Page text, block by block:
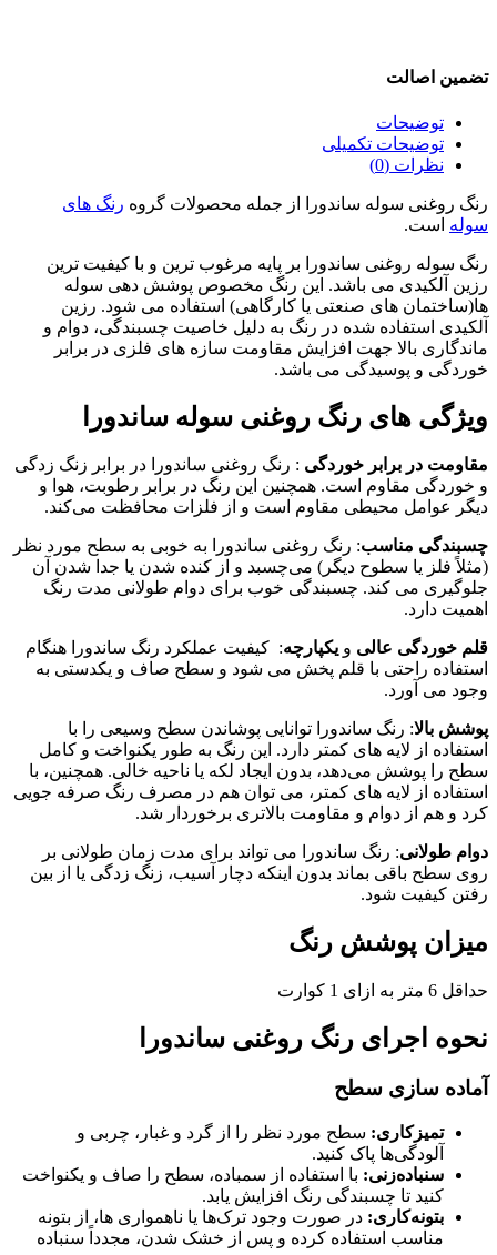
تضمین اصالت
توضیحات
توضیحات تکمیلی
نظرات (0)
رنگ روغنی سوله ساندورا از جمله محصولات گروه رنگ های
سوله است.
رنگ سوله روغنی ساندورا بر پایه مرغوب ترین و با کیفیت ترین
رزین آلکیدی می باشد. این رنگ مخصوص پوشش دهی سوله
ها(ساختمان های صنعتی یا کارگاهی) استفاده می شود. رزین
آلکیدی استفاده شده در رنگ به دلیل خاصیت چسبندگی، دوام و
ماندگاری بالا جهت افزایش مقاومت سازه های فلزی در برابر
خوردگی و پوسیدگی می باشد.
ویژگی های رنگ روغنی سوله ساندورا
مقاومت در برابر خوردگی : رنگ روغنی ساندورا در برابر زنگ‌ زدگی
و خوردگی مقاوم است. همچنین این رنگ در برابر رطوبت، هوا و
دیگر عوامل محیطی مقاوم است و از فلزات محافظت می‌کند.
چسبندگی مناسب: رنگ روغنی ساندورا به خوبی به سطح مورد نظر
(مثلاً فلز یا سطوح دیگر) می‌چسبد و از کنده شدن یا جدا شدن آن
جلوگیری می ‌کند. چسبندگی خوب برای دوام طولانی مدت رنگ
اهمیت دارد.
قلم‌ خوردگی عالی و یکپارچه: کیفیت عملکرد رنگ ساندورا هنگام
استفاده راحتی با قلم پخش می‌ شود و سطح صاف و یکدستی به
وجود می ‌آورد.
پوشش بالا: رنگ ساندورا توانایی پوشاندن سطح وسیعی را با
استفاده از لایه‌ های کمتر دارد. این رنگ به ‌طور یکنواخت و کامل
سطح را پوشش می‌دهد، بدون ایجاد لکه یا ناحیه خالی. همچنین، با
استفاده از لایه‌ های کمتر، می‌ توان هم در مصرف رنگ صرفه‌ جویی
کرد و هم از دوام و مقاومت بالاتری برخوردار شد.
دوام طولانی: رنگ ساندورا می ‌تواند برای مدت زمان طولانی بر
روی سطح باقی بماند بدون اینکه دچار آسیب، زنگ ‌زدگی یا از بین
رفتن کیفیت شود.
میزان پوشش رنگ
حداقل 6 متر به ازای 1 کوارت
نحوه اجرای رنگ روغنی ساندورا
آماده سازی سطح
تمیزکاری: سطح مورد نظر را از گرد و غبار، چربی و
آلودگی‌ها پاک کنید.
سنباده‌زنی: با استفاده از سمباده، سطح را صاف و یکنواخت
کنید تا چسبندگی رنگ افزایش یابد.
بتونه‌کاری: در صورت وجود ترک‌ها یا ناهمواری‌ ها، از بتونه
مناسب استفاده کرده و پس از خشک شدن، مجدداً سنباده